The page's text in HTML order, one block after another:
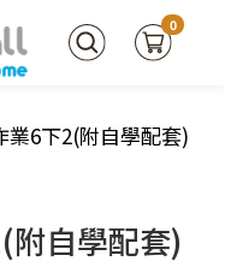
0
業6下2(附自學配套)
附自學配套)